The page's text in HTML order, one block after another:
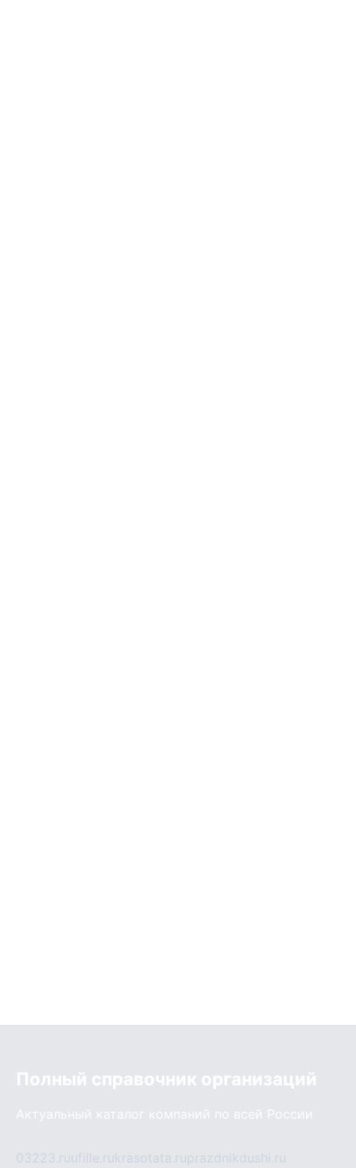
Полный справочник организаций
Актуальный каталог компаний по всей России
03223.ruufille.rukrasotata.ruprazdnikdushi.ru